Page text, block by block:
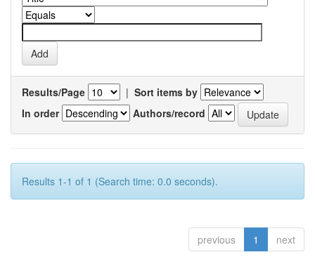
Results/Page | Sort items by
In order
Authors/record
Results 1-1 of 1 (Search time: 0.0 seconds).
previous 1 next